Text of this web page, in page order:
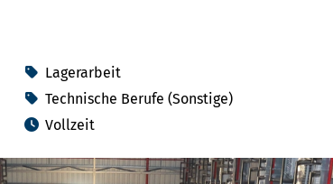
Lagerarbeit
Technische Berufe (Sonstige)
Vollzeit